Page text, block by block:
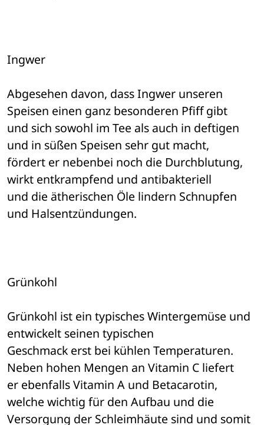
Ingwer
Abgesehen davon, dass Ingwer unseren
Speisen einen ganz besonderen Pfiff gibt
und sich sowohl im Tee als auch in deftigen
und in süßen Speisen sehr gut macht,
fördert er nebenbei noch die Durchblutung,
wirkt entkrampfend und antibakteriell
und die ätherischen Öle lindern Schnupfen
und Halsentzündungen.
Grünkohl
Grünkohl ist ein typisches Wintergemüse und
entwickelt seinen typischen
Geschmack erst bei kühlen Temperaturen.
Neben hohen Mengen an Vitamin C liefert
er ebenfalls Vitamin A und Betacarotin,
welche wichtig für den Aufbau und die
Versorgung der Schleimhäute sind und somit